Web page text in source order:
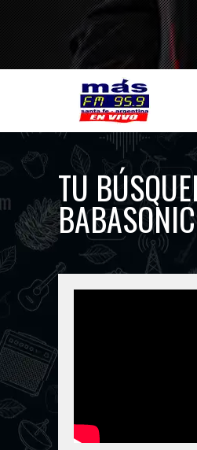
TU